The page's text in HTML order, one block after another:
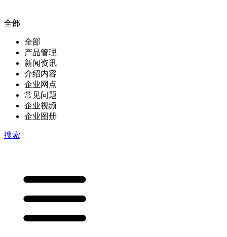
全部
全部
产品管理
新闻资讯
介绍内容
企业网点
常见问题
企业视频
企业图册
搜索